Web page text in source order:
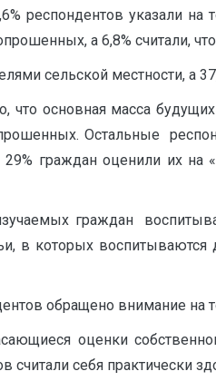
респондентов указали
а 6,8% считали,
сельской местности, а
основная масса
Остальные
граждан оценили их на
граждан
в которых воспитываются
обращено внимание на
оценки
считали себя